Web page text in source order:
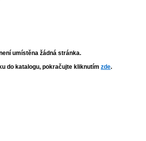
umístěna žádná stránka.
do katalogu, pokračujte kliknutím zde.